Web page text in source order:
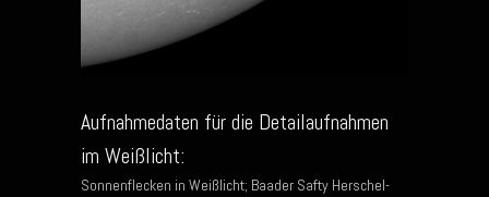
Aufnahmedaten für die Detailaufnahmen
im Weißlicht:
Sonnenflecken in Weißlicht; Baader Safty Herschel-